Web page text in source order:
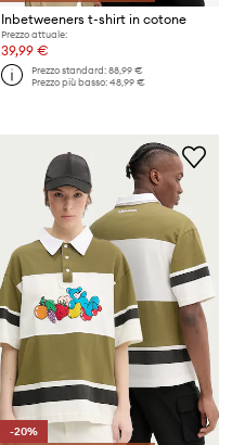
Inbetweeners t-shirt in cotone
Prezzo attuale:
39,99 €
Prezzo standard:88,99 €
Prezzo più basso:48,99 €
-20%